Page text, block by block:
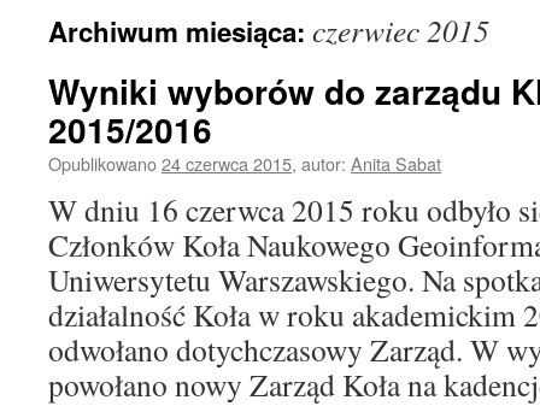
Archiwum miesiąca: czerwiec 2015
Wyniki wyborów do zarządu
2015/2016
Opublikowano24 czerwca 2015, autor: Anita Sabat
W dniu 16 czerwca 2015 roku odbyło
Członków Koła Naukowego
Uniwersytetu Warszawskiego. Na
działalność Koła w roku akademickim
odwołano dotychczasowy Zarząd. W
powołano nowy Zarząd Koła na